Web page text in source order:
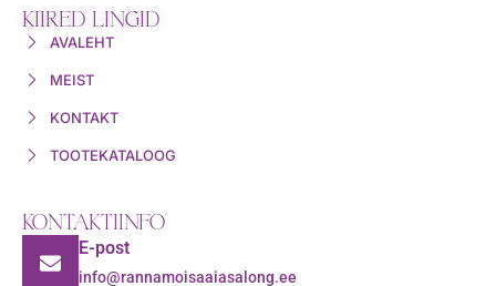
KIIRED LINGID
AVALEHT
MEIST
KONTAKT
TOOTEKATALOOG
KONTAKTIINFO
E-post
info@rannamoisaaiasalong.ee